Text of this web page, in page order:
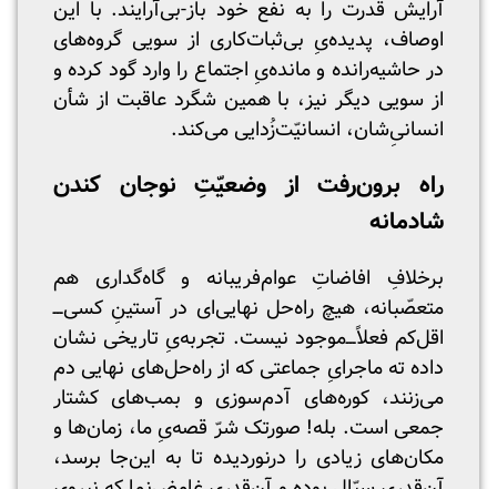
آرایش قدرت را به نفع خود باز-بی‌آرایند. با این
اوصاف، پدیده‌یِ بی‌ثبات‌کاری از سویی گروه‌های
در حاشیه‌رانده و مانده‌یِ اجتماع را وارد گود کرده و
از سویی دیگر نیز، با همین شگرد عاقبت از شأن
انسانی‌‌ِشان، انسانیّت‌زُدایی می‌کند.
راه برون‌رفت از وضعیّتِ نوجان‌ کندن
شادمانه
برخلافِ افاضاتِ عوام‌فریبانه و گاه‌گداری هم
متعصّبانه، هیچ راه‌حل نهایی‌ای در آستینِ کسی‌ـــ‌
اقل‌کم فعلاًـــ‌موجود نیست. تجربه‌یِ تاریخی نشان
داده ته ماجرایِ جماعتی که از راه‌حل‌های نهایی دم
می‌زنند، کوره‌های آدم‌سوزی و بمب‌‌های کشتار
جمعی است. بله! صورتک شرّ قصه‌یِ ما، زمان‌ها و
مکان‌های زیادی را درنوردیده تا به این‌جا برسد،